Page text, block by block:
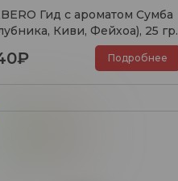
Гид с ароматом Сумба
Киви, Фейхоа), 25 гр.
Подробнее